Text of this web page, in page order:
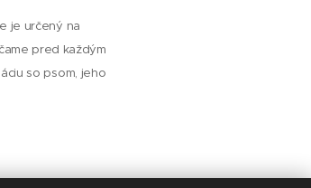
je určený na
pred každým
so psom, jeho